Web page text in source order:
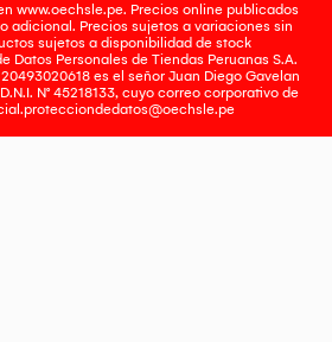
www.oechsle.pe. Precios online publicados
adicional. Precios sujetos a variaciones sin
sujetos a disponibilidad de stock
Datos Personales de Tiendas Peruanas S.A.
es el señor Juan Diego Gavelan
N° 45218133, cuyo correo corporativo de